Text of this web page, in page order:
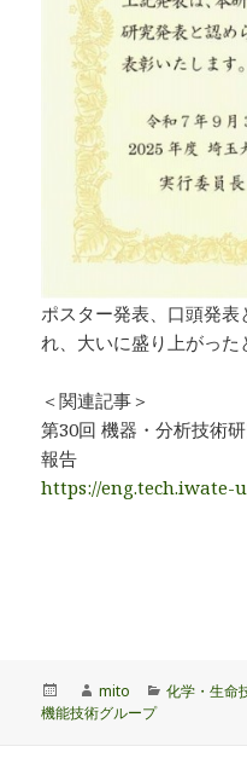
ポスター発表、口頭発表
れ、大いに盛り上がった
＜関連記事＞
第30回 機器・分析技術
報告
https://eng.tech.iwate-
稿
作
成
mito
カ
化学・生命
機能技術グループ